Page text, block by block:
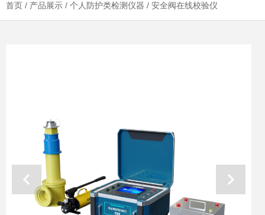
首页 / 产品展示 / 个人防护类检测仪器 / 安全阀在线校验仪